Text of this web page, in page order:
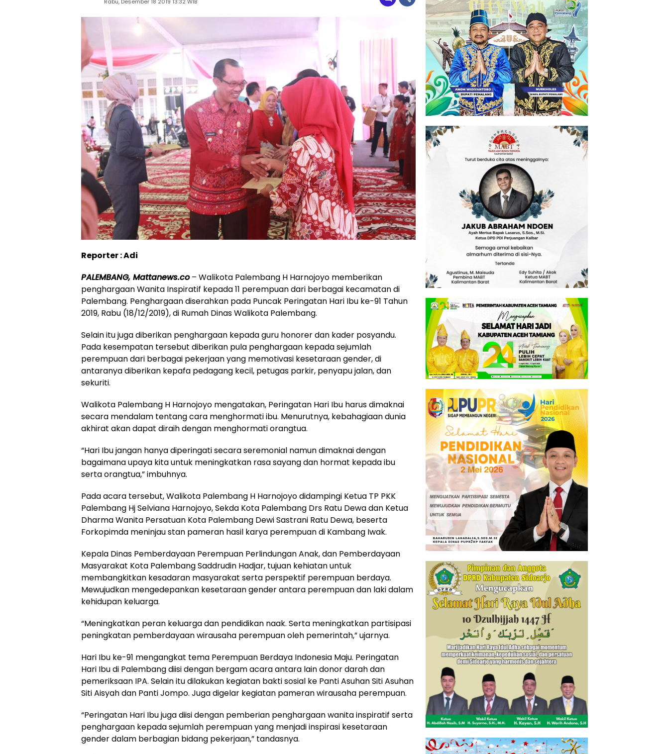
Reporter : Adi
PALEMBANG, Mattanews.co– Walikota Palembang H Harnojoyo memberikan
penghargaan Wanita Inspiratif kepada 11 perempuan dari berbagai kecamatan di
Palembang. Penghargaan diserahkan pada Puncak Peringatan Hari Ibu ke-91 Tahun
2019, Rabu (18/12/2019), di Rumah Dinas Walikota Palembang.
Selain itu juga diberikan penghargaan kepada guru honorer dan kader posyandu.
Pada kesempatan tersebut diberikan pula penghargaan kepada sejumlah
perempuan dari berbagai pekerjaan yang memotivasi kesetaraan gender, di
antaranya diberikan kepafa pedagang kecil, petugas parkir, penyapu jalan, dan
sekuriti.
Walikota Palembang H Harnojoyo mengatakan, Peringatan Hari Ibu harus dimaknai
secara mendalam tentang cara menghormati ibu. Menurutnya, kebahagiaan dunia
akhirat akan dapat diraih dengan menghormati orangtua.
“Hari Ibu jangan hanya diperingati secara seremonial namun dimaknai dengan
bagaimana upaya kita untuk meningkatkan rasa sayang dan hormat kepada ibu
serta orangtua,” imbuhnya.
Pada acara tersebut, Walikota Palembang H Harnojoyo didampingi Ketua TP PKK
Palembang Hj Selviana Harnojoyo, Sekda Kota Palembang Drs Ratu Dewa dan Ketua
Dharma Wanita Persatuan Kota Palembang Dewi Sastrani Ratu Dewa, beserta
Forkopimda meninjau stan pameran hasil karya perempuan di Kambang Iwak.
Kepala Dinas Pemberdayaan Perempuan Perlindungan Anak, dan Pemberdayaan
Masyarakat Kota Palembang Saddrudin Hadjar, tujuan kehiatan untuk
membangkitkan kesadaran masyarakat serta perspektif perempuan berdaya.
Mewujudkan mengedepankan kesetaraan gender antara perempuan dan laki dalam
kehidupan keluarga.
“Meningkatkan peran keluarga dan pendidikan naak. Serta meningkatkan partisipasi
peningkatan pemberdayaan wirausaha perempuan oleh pemerintah,” ujarnya.
Hari Ibu ke-91 mengangkat tema Perempuan Berdaya Indonesia Maju. Peringatan
Hari Ibu di Palembang diisi dengan bergam acara antara lain donor darah dan
pemeriksaan IPA. Selain itu dilakukan kegiatan bakti sosial ke Panti Asuhan Siti Asuhan
Siti Aisyah dan Panti Jompo. Juga digelar kegiatan pameran wirausaha perempuan.
“Peringatan Hari Ibu juga diisi dengan pemberian penghargaan wanita inspiratif serta
penghargaan kepada sejumlah perempuan yang menjadi inspirasi kesetaraan
gender dalam berbagian bidang pekerjaan,” tandasnya.